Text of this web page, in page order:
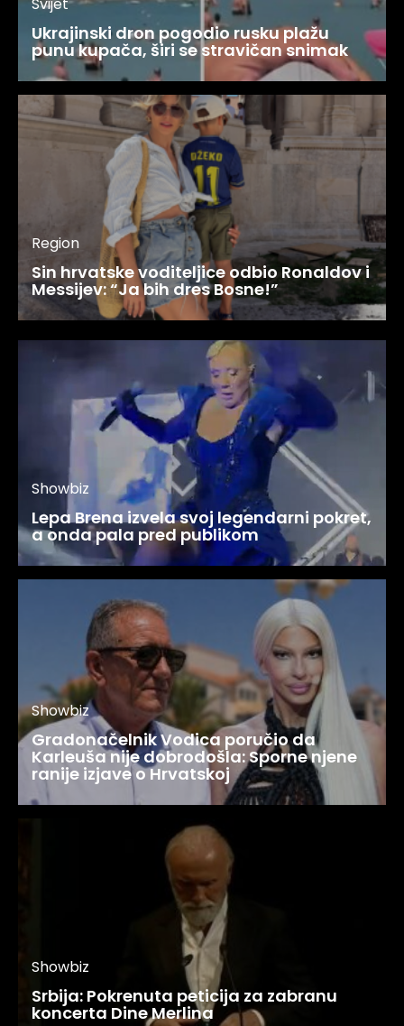
Svijet
Ukrajinski dron pogodio rusku plažu
punu kupača, širi se stravičan snimak
Region
Sin hrvatske voditeljice odbio Ronaldov i
Messijev: “Ja bih dres Bosne!”
Showbiz
Lepa Brena izvela svoj legendarni pokret,
a onda pala pred publikom
Showbiz
Gradonačelnik Vodica poručio da
Karleuša nije dobrodošla: Sporne njene
ranije izjave o Hrvatskoj
Showbiz
Srbija: Pokrenuta peticija za zabranu
koncerta Dine Merlina